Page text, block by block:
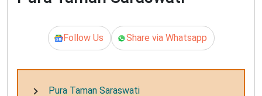
Follow Us Share via Whatsapp
Pura Taman Saraswati